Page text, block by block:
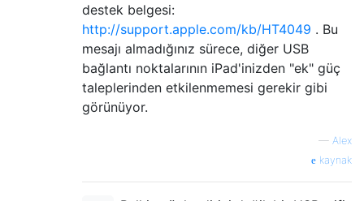
destek belgesi:
http://support.apple.com/kb/HT4049 . Bu
mesajı almadığınız sürece, diğer USB
bağlantı noktalarının iPad'inizden "ek" güç
taleplerinden etkilenmemesi gerekir gibi
görünüyor.
— Alex
kaynak